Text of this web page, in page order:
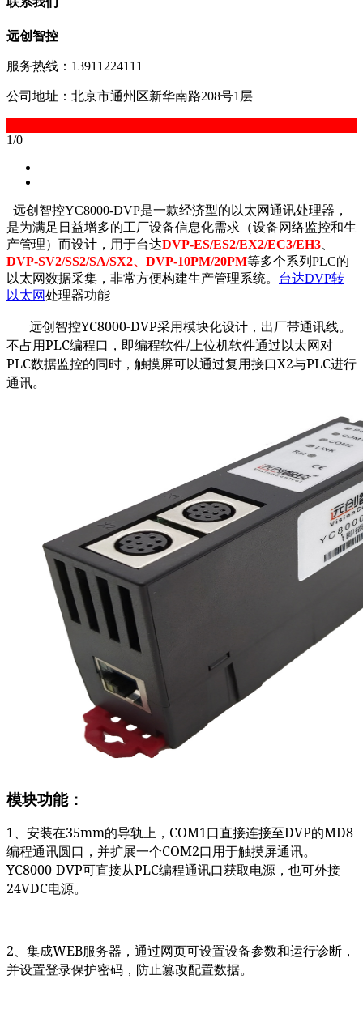
远创智控
服务热线：13911224111
公司地址：北京市通州区新华南路208号1层
1/0
远创智控YC8000-DVP是一款经济型的以太网通讯处理器，
是为满足日益增多的工厂设备信息化需求（设备网络监控和生
产管理）而设计，用于台达DVP-ES/ES2/EX2/EC3/EH3、
DVP-SV2/SS2/SA/SX2、DVP-10PM/20PM等多个系列PLC的
以太网数据采集，非常方便构建生产管理系统。 台达DVP转
以太网处理器功能
远创智控YC8000-DVP采用模块化设计，出厂带通讯线。
不占用PLC编程口，即编程软件/上位机软件通过以太网对
PLC数据监控的同时，触摸屏可以通过复用接口X2与PLC进行
通讯。
模块功能：
1、安装在35mm的导轨上，COM1口直接连接至DVP的MD8
编程通讯圆口，并扩展一个COM2口用于触摸屏通讯。
YC8000-DVP可直接从PLC编程通讯口获取电源，也可外接
24VDC电源。
2、集成WEB服务器，通过网页可设置设备参数和运行诊断，
并设置登录保护密码，防止篡改配置数据。